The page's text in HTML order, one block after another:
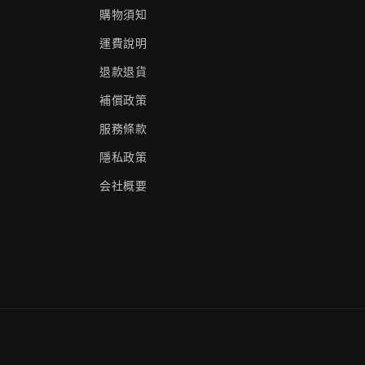
購物須知
運費說明
退款退貨
補償政策
服務條款
隱私政策
会社概要